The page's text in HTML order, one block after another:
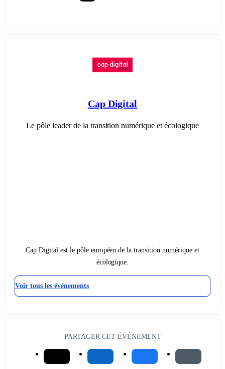
Cap Digital
Le pôle leader de la transition numérique et écologique
Cap Digital est le pôle européen de la transition numérique et
écologique.
Voir tous les événements
PARTAGER CET ÉVÉNEMENT